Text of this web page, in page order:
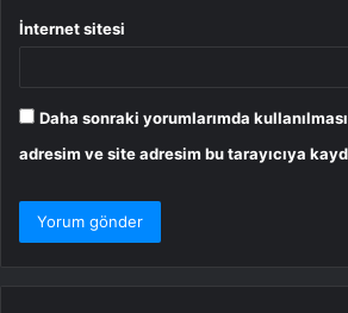
İnternet sitesi
Daha sonraki yorumlarımda
adresim ve site adresim bu tarayıcıya